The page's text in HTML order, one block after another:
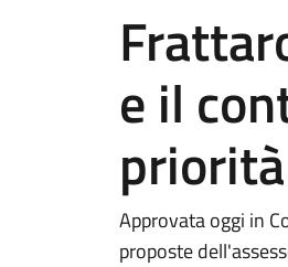
e il
Approvata oggi in
proposte